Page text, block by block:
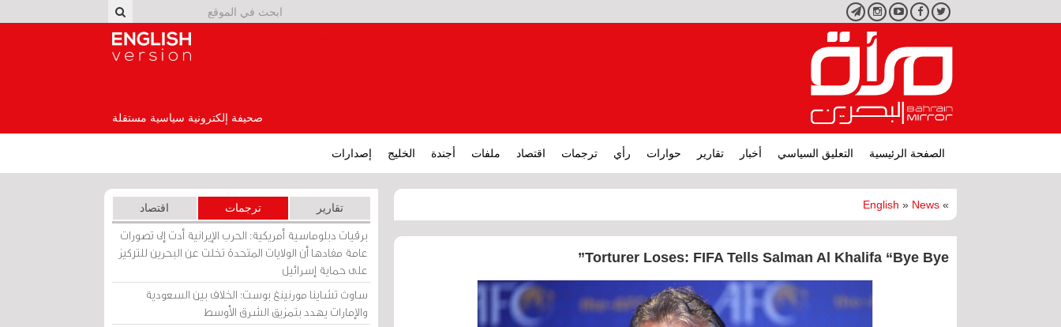
تويتر فيسبوكيوتيوبانستجرامتليجرام
صحيفة إلكترونية سياسية مستقلة
الصفحة الرئيسية التعليق السياسي أخبار تقارير حوارات رأي ترجمات اقتصاد ملفات أجندة الخليج إصدارات
»
English » News
Torturer Loses: FIFA Tells Salman Al Khalifa “Bye Bye”
تقارير ترجمات اقتصاد
برقيات دبلوماسية أمريكية: الحرب الإيرانية أدت إلى تصورات
عامة مفادها أن الولايات المتحدة تخلت عن البحرين للتركيز
على حماية إسرائيل
ساوث تشاينا مورنينغ بوست: الخلاف بين السعودية
والإمارات يهدد بتمزيق الشرق الأوسط